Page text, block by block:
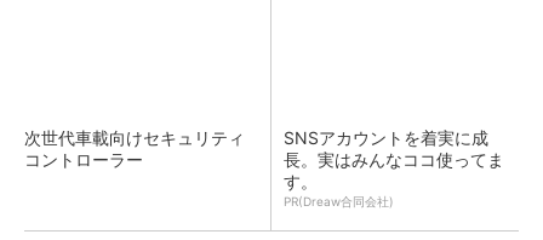
次世代車載向けセキュリティ
コントローラー
SNSアカウントを着実に成
長。実はみんなココ使ってま
す。
PR(Dreaw合同会社)